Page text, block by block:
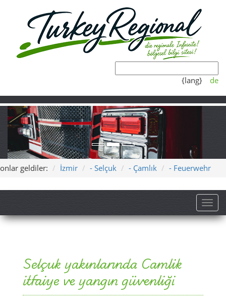
{lang} de
onlar geldiler: İzmir - Selçuk - Çamlık
Selçuk yakınlarında Camlik
itfaiye ve yangın güvenliği
Bu sayfanın şarkısı
Yardim Camlik'tan Geçerken–
Camlik'ta itfaiye, köy güvenliği, yangın